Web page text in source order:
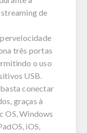
de
três portas
o uso
USB.
conectar
graças à
OS, Windows
iOS,